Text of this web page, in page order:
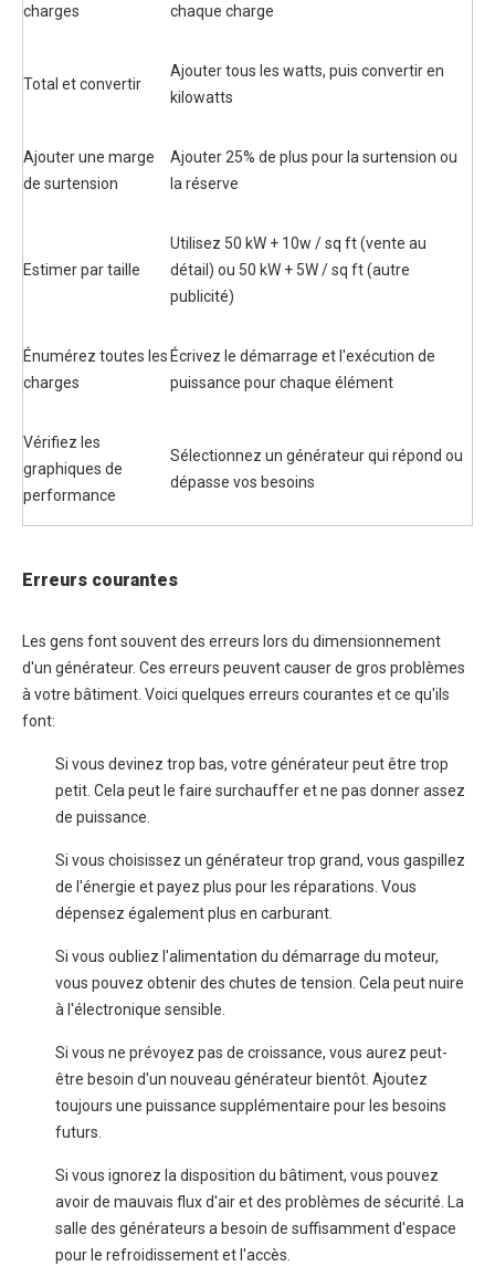
charges
chaque charge
Total et convertir
Ajouter tous les watts, puis convertir en
kilowatts
Ajouter une marge
de surtension
Ajouter 25% de plus pour la surtension ou
la réserve
Estimer par taille
Utilisez 50 kW + 10w / sq ft (vente au
détail) ou 50 kW + 5W / sq ft (autre
publicité)
Énumérez toutes les
charges
Écrivez le démarrage et l'exécution de
puissance pour chaque élément
Vérifiez les
graphiques de
performance
Sélectionnez un générateur qui répond ou
dépasse vos besoins
Erreurs courantes
Les gens font souvent des erreurs lors du dimensionnement
d'un générateur. Ces erreurs peuvent causer de gros problèmes
à votre bâtiment. Voici quelques erreurs courantes et ce qu'ils
font:
Si vous devinez trop bas, votre générateur peut être trop
petit. Cela peut le faire surchauffer et ne pas donner assez
de puissance.
Si vous choisissez un générateur trop grand, vous gaspillez
de l'énergie et payez plus pour les réparations. Vous
dépensez également plus en carburant.
Si vous oubliez l'alimentation du démarrage du moteur,
vous pouvez obtenir des chutes de tension. Cela peut nuire
à l'électronique sensible.
Si vous ne prévoyez pas de croissance, vous aurez peut-
être besoin d'un nouveau générateur bientôt. Ajoutez
toujours une puissance supplémentaire pour les besoins
futurs.
Si vous ignorez la disposition du bâtiment, vous pouvez
avoir de mauvais flux d'air et des problèmes de sécurité. La
salle des générateurs a besoin de suffisamment d'espace
pour le refroidissement et l'accès.